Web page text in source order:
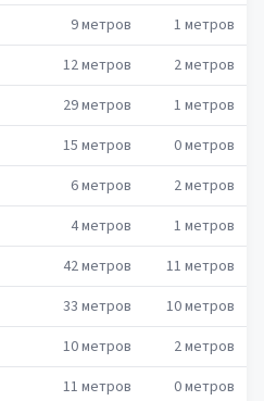
9метров 1 метров
12метров 2метров
29метров 1 метров
15 метров 0метров
6метров 2метров
4метров 1 метров
42метров 11 метров
33 метров 10метров
10метров 2метров
11 метров 0метров